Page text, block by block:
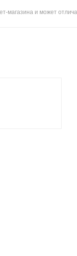
магазина и может